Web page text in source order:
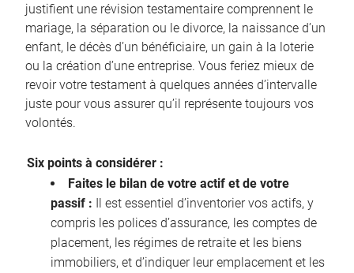
justifient une révision testamentaire comprennent le
mariage, la séparation ou le divorce, la naissance d’un
enfant, le décès d’un bénéficiaire, un gain à la loterie
ou la création d’une entreprise. Vous feriez mieux de
revoir votre testament à quelques années d’intervalle
juste pour vous assurer qu’il représente toujours vos
volontés.
Six points à considérer :
Faites le bilan de votre actif et de votre
passif : Il est essentiel d’inventorier vos actifs, y
compris les polices d’assurance, les comptes de
placement, les régimes de retraite et les biens
immobiliers, et d’indiquer leur emplacement et les